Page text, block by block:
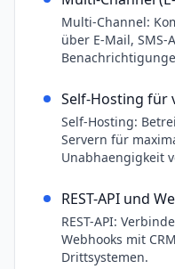
Multi-Channel:
über E-Mail,
Self-Hosting für
Self-Hosting:
Servern für
Unabhaengigkeit
REST-API und
REST-API:
Webhooks mit
Drittsystemen.